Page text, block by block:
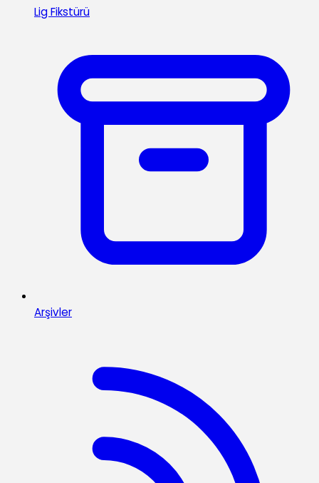
Lig Fikstürü
Arşivler